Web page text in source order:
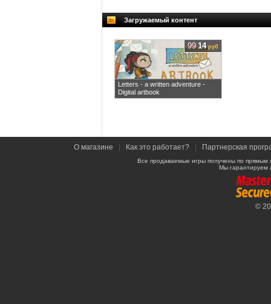
Загружаемый контент
Letters - a written adventure -
Digital artbook
99 14руб
О магазине Как это работает? Партнерская
Все продаваемые игры получены по
Мы гарантируем
©